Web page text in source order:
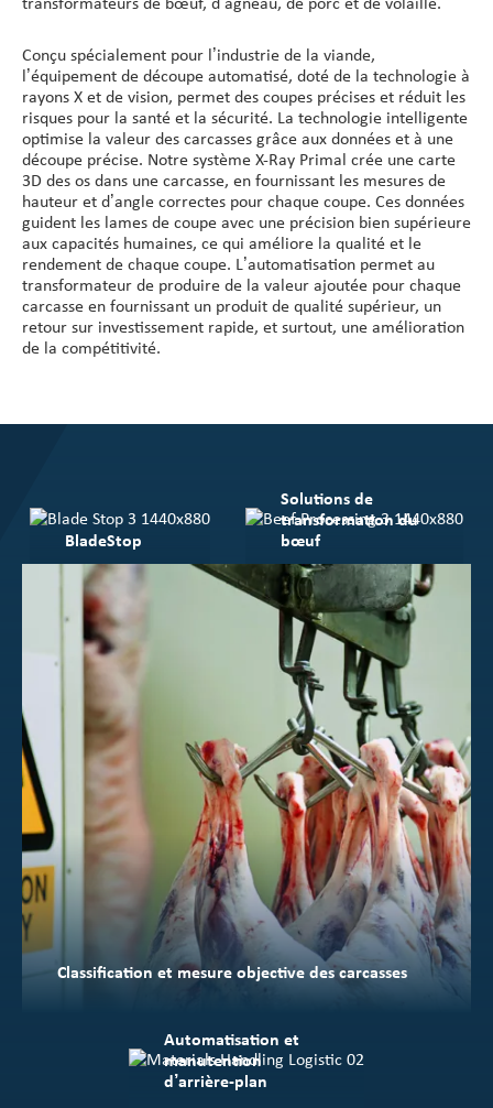
Conçu spécialement pour l’industrie de la viande,
l’équipement de découpe automatisé, doté de la technologie à
rayons X et de vision, permet des coupes précises et réduit les
risques pour la santé et la sécurité. La technologie intelligente
optimise la valeur des carcasses grâce aux données et à une
découpe précise. Notre système X-Ray Primal crée une carte
3D des os dans une carcasse, en fournissant les mesures de
hauteur et d’angle correctes pour chaque coupe. Ces données
guident les lames de coupe avec une précision bien supérieure
aux capacités humaines, ce qui améliore la qualité et le
rendement de chaque coupe. L’automatisation permet au
transformateur de produire de la valeur ajoutée pour chaque
carcasse en fournissant un produit de qualité supérieur, un
retour sur investissement rapide, et surtout, une amélioration
de la compétitivité.
BladeStop
Solutions de
transformation du
bœuf
Classification et mesure objective des carcasses
Automatisation et
manutention
d’arrière-plan